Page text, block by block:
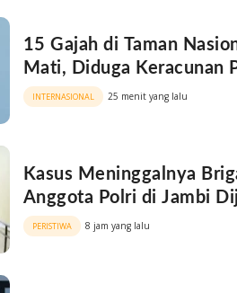
15 Gajah di Taman
Mati, Diduga Keracunan
INTERNASIONAL 25 menit yang lalu
Kasus Meninggalnya
Anggota Polri di Jambi
PERISTIWA 8 jam yang lalu